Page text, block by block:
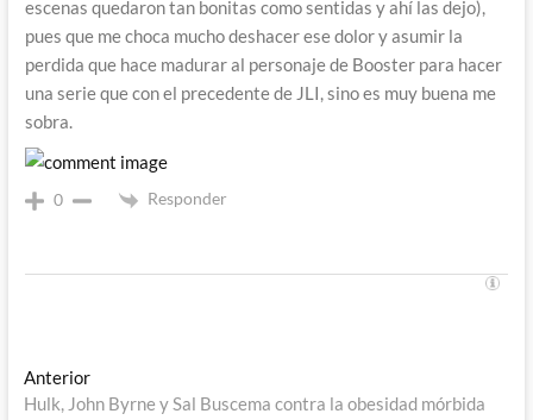
escenas quedaron tan bonitas como sentidas y ahí las dejo),
pues que me choca mucho deshacer ese dolor y asumir la
perdida que hace madurar al personaje de Booster para hacer
una serie que con el precedente de JLI, sino es muy buena me
sobra.
0 Responder
Navegación
AnteriorEntrada
anterior:
Hulk, John Byrne y Sal Buscema contra la obesidad mórbida